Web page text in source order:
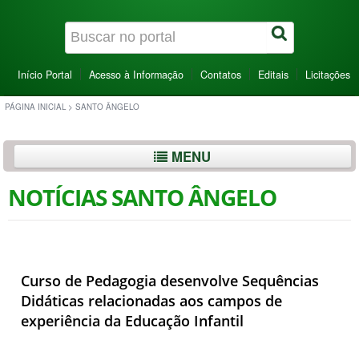
Início Portal Acesso à Informação Contatos Editais Licitações
PÁGINA INICIAL > SANTO ÂNGELO
MENU
NOTÍCIAS SANTO ÂNGELO
Curso de Pedagogia desenvolve Sequências
Didáticas relacionadas aos campos de
experiência da Educação Infantil